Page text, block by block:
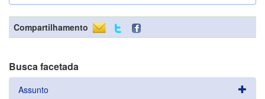
Compartilhamento
Busca facetada
Assunto